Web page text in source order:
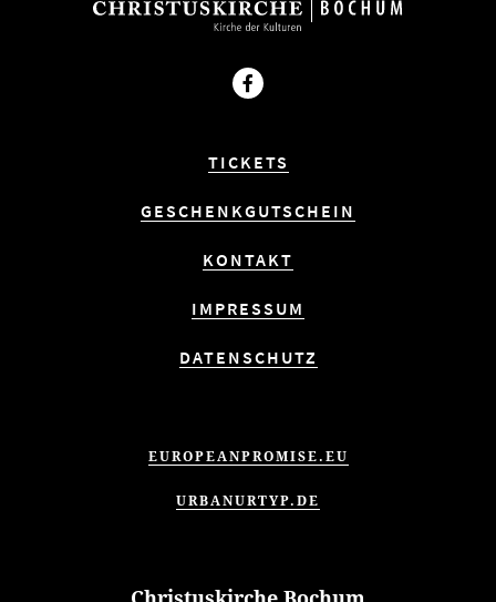
Facebook
TICKETS
GESCHENKGUTSCHEIN
KONTAKT
IMPRESSUM
DATENSCHUTZ
EUROPEANPROMISE.EU
URBANURTYP.DE